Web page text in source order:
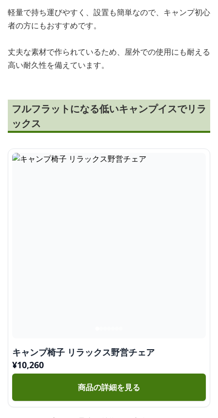
軽量で持ち運びやすく、設置も簡単なので、キャンプ初心
者の方にもおすすめです。
丈夫な素材で作られているため、屋外での使用にも耐える
高い耐久性を備えています。
フルフラットになる低いキャンプイスでリラ
ックス
キャンプ椅子 リラックス野営チェア
¥10,260
商品の詳細を見る